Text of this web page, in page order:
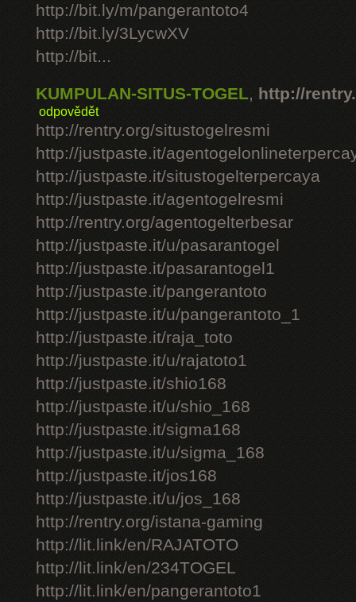
http://bit.ly/m/pangerantoto4
http://bit.ly/3LycwXV
http://bit...
KUMPULAN-SITUS-TOGEL, http://
odpovědět
http://rentry.org/situstogelresmi
http://justpaste.it/
http://justpaste.it/situstogelterpercaya
http://justpaste.it/agentogelresmi
http://rentry.org/agentogelterbesar
http://justpaste.it/u/pasarantogel
http://justpaste.it/pasarantogel1
http://justpaste.it/pangerantoto
http://justpaste.it/u/pangerantoto_1
http://justpaste.it/raja_toto
http://justpaste.it/u/rajatoto1
http://justpaste.it/shio168
http://justpaste.it/u/shio_168
http://justpaste.it/sigma168
http://justpaste.it/u/sigma_168
http://justpaste.it/jos168
http://justpaste.it/u/jos_168
http://rentry.org/istana-gaming
http://lit.link/en/RAJATOTO
http://lit.link/en/234TOGEL
http://lit.link/en/pangerantoto1